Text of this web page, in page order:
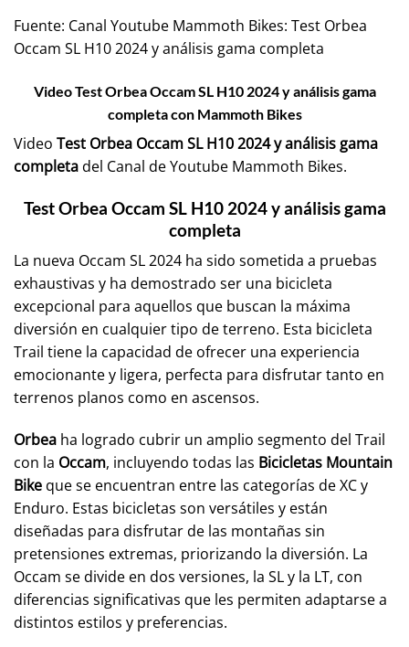
Fuente: Canal Youtube Mammoth Bikes: Test Orbea
Occam SL H10 2024 y análisis gama completa
Video Test Orbea Occam SL H10 2024 y análisis gama
completa con Mammoth Bikes
Video Test Orbea Occam SL H10 2024 y análisis gama
completadel Canal de Youtube Mammoth Bikes.
Test Orbea Occam SL H10 2024 y análisis gama
completa
La nueva Occam SL 2024 ha sido sometida a pruebas
exhaustivas y ha demostrado ser una bicicleta
excepcional para aquellos que buscan la máxima
diversión en cualquier tipo de terreno. Esta bicicleta
Trail tiene la capacidad de ofrecer una experiencia
emocionante y ligera, perfecta para disfrutar tanto en
terrenos planos como en ascensos.
Orbea ha logrado cubrir un amplio segmento del Trail
con la Occam, incluyendo todas las Bicicletas Mountain
Bike que se encuentran entre las categorías de XC y
Enduro. Estas bicicletas son versátiles y están
diseñadas para disfrutar de las montañas sin
pretensiones extremas, priorizando la diversión. La
Occam se divide en dos versiones, la SL y la LT, con
diferencias significativas que les permiten adaptarse a
distintos estilos y preferencias.